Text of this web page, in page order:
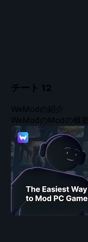
チート 12
WeModの紹介
WeModのModの概要